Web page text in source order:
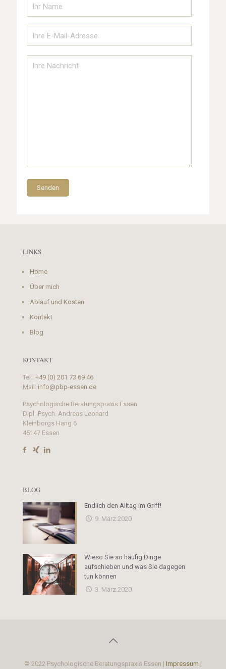
LINKS
Home
Über mich
Ablauf und Kosten
Kontakt
Blog
KONTAKT
Tel.: +49 (0) 201 73 69 46
Mail: info@pbp-essen.de
Psychologische Beratungspraxis Essen
Dipl.-Psych. Andreas Leonard
Kleinborgs Hang 6
45147 Essen
BLOG
Endlich den Alltag im Griff!
9. März 2020
Wieso Sie so häufig Dinge
aufschieben und was Sie dagegen
tun können
3. März 2020
© 2022 Psychologische Beratungspraxis Essen | Impressum |